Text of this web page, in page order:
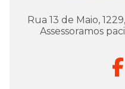
Rua 13 de Maio,
Assessoramos